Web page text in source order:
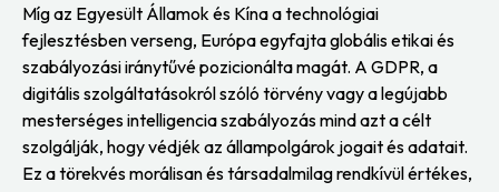
Míg az Egyesült Államok és Kína a technológiai
fejlesztésben verseng, Európa egyfajta globális etikai és
szabályozási iránytűvé pozicionálta magát. A GDPR, a
digitális szolgáltatásokról szóló törvény vagy a legújabb
mesterséges intelligencia szabályozás mind azt a célt
szolgálják, hogy védjék az állampolgárok jogait és adatait.
Ez a törekvés morálisan és társadalmilag rendkívül értékes,